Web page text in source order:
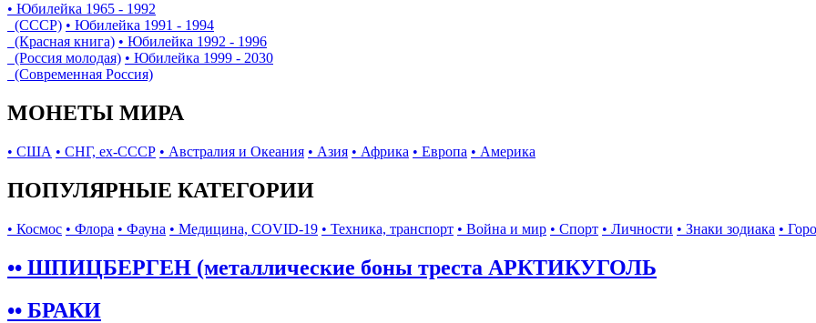
• Юбилейка 1965 - 1992
(СССР) • Юбилейка 1991 - 1994
(Красная книга) • Юбилейка 1992 - 1996
(Россия молодая) • Юбилейка 1999 - 2030
(Современная Россия)
МОНЕТЫ МИРА
• США • СНГ, ex-СССР • Австралия и Океания • Азия • Африка • Европа • Америка
ПОПУЛЯРНЫЕ КАТЕГОРИИ
• Космос • Флора • Фауна • Медицина, COVID-19 • Техника, транспорт • Война и мир • Спорт • Личности • Знаки зодиака •
•• ШПИЦБЕРГЕН (металлические боны треста АРКТИКУГОЛЬ
•• БРАКИ